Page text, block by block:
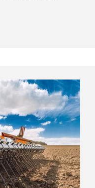
déchaumeurs